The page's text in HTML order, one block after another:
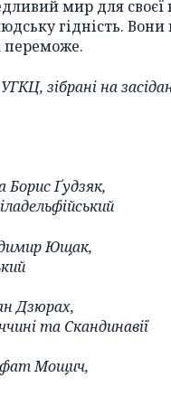
мир для своєї
гідність.
переможе.
зібрані на
Борис Ґудзяк,
Ющак,
Дзюрах,
та Скандинавії
Мощич,